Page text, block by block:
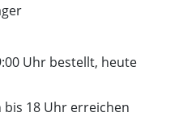
Uhr bestellt, heute
18 Uhr erreichen